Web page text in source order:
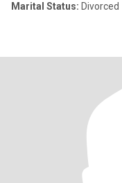
Marital Status: Divorced